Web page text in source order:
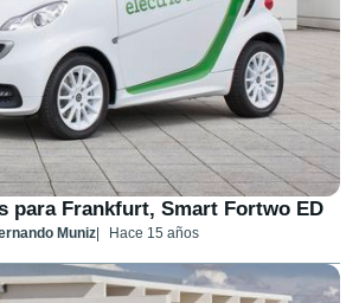
para Frankfurt, Smart Fortwo ED
Muniz Hace 15 años